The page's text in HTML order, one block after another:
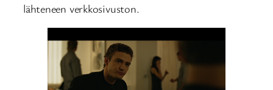
lähteneen verkkosivuston.